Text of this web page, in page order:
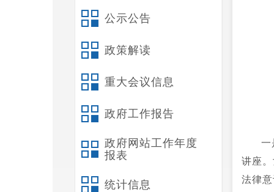
公示公告
政策解读
重大会议信息
政府工作报告
政府网站工作年度
报表
统计信息
一
讲座
法律